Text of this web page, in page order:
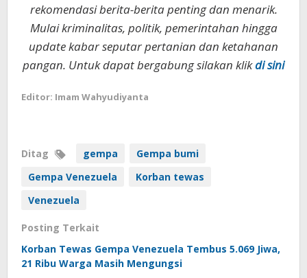
rekomendasi berita-berita penting dan menarik.
Mulai kriminalitas, politik, pemerintahan hingga
update kabar seputar pertanian dan ketahanan
pangan. Untuk dapat bergabung silakan klikdi sini
Editor: Imam Wahyudiyanta
Ditag gempa
Gempa bumi
Gempa Venezuela
Korban tewas
Venezuela
Posting Terkait
Korban Tewas Gempa Venezuela Tembus 5.069 Jiwa,
21 Ribu Warga Masih Mengungsi